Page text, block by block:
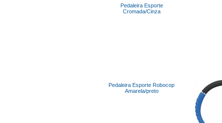
Pedaleira Esporte
Cromada/Cinza
Pedaleira Esporte Robocop
Amarela/preto